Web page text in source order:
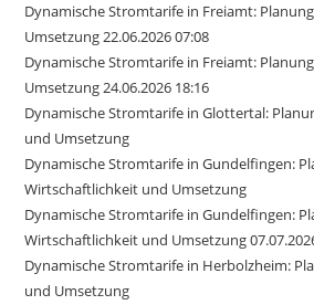
Dynamische Stromtarife in Freiamt:
Umsetzung 22.06.2026 07:08
Dynamische Stromtarife in Freiamt:
Umsetzung 24.06.2026 18:16
Dynamische Stromtarife in Glottertal:
und Umsetzung
Dynamische Stromtarife in Gundelfingen:
Wirtschaftlichkeit und Umsetzung
Dynamische Stromtarife in Gundelfingen:
Wirtschaftlichkeit und Umsetzung
Dynamische Stromtarife in Herbolzheim:
und Umsetzung